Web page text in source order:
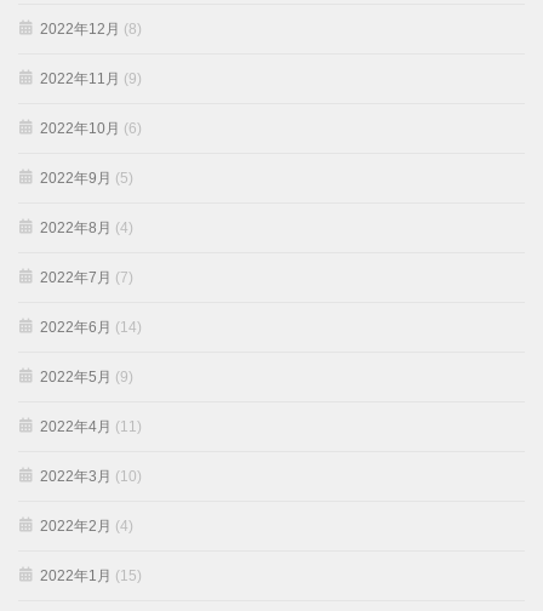
2022年12月 (8)
2022年11月 (9)
2022年10月 (6)
2022年9月 (5)
2022年8月 (4)
2022年7月 (7)
2022年6月 (14)
2022年5月 (9)
2022年4月 (11)
2022年3月 (10)
2022年2月 (4)
2022年1月 (15)